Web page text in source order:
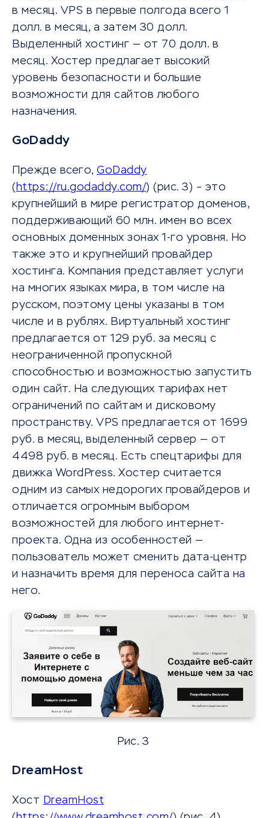
в месяц. VPS в первые полгода всего 1
долл. в месяц, а затем 30 долл.
Выделенный хостинг — от 70 долл. в
месяц. Хостер предлагает высокий
уровень безопасности и большие
возможности для сайтов любого
назначения.
GoDaddy
Прежде всего, GoDaddy
( https://ru.godaddy.com/) (рис. 3) – это
крупнейший в мире регистратор доменов,
поддерживающий 60 млн. имен во всех
основных доменных зонах 1-го уровня. Но
также это и крупнейший провайдер
хостинга. Компания представляет услуги
на многих языках мира, в том числе на
русском, поэтому цены указаны в том
числе и в рублях. Виртуальный хостинг
предлагается от 129 руб. за месяц с
неограниченной пропускной
способностью и возможностью запустить
один сайт. На следующих тарифах нет
ограничений по сайтам и дисковому
пространству. VPS предлагается от 1699
руб. в месяц, выделенный сервер — от
4498 руб. в месяц. Есть спецтарифы для
движка WordPress. Хостер считается
одним из самых недорогих провайдеров и
отличается огромным выбором
возможностей для любого интернет-
проекта. Одна из особенностей —
пользователь может сменить дата-центр
и назначить время для переноса сайта на
него.
Рис. 3
DreamHost
Хост DreamHost